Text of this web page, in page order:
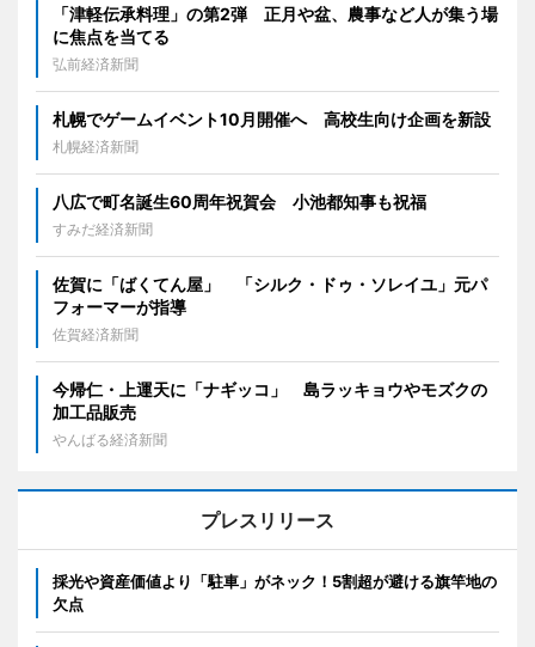
「津軽伝承料理」の第2弾 正月や盆、農事など人が集う場
に焦点を当てる
弘前経済新聞
札幌でゲームイベント10月開催へ 高校生向け企画を新設
札幌経済新聞
八広で町名誕生60周年祝賀会 小池都知事も祝福
すみだ経済新聞
佐賀に「ばくてん屋」 「シルク・ドゥ・ソレイユ」元パ
フォーマーが指導
佐賀経済新聞
今帰仁・上運天に「ナギッコ」 島ラッキョウやモズクの
加工品販売
やんばる経済新聞
プレスリリース
採光や資産価値より「駐車」がネック！5割超が避ける旗竿地の
欠点